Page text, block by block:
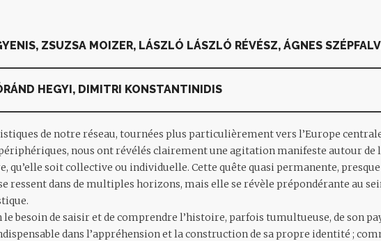
ZSUZSA MOIZER, LÁSZLÓ LÁSZLÓ RÉVÉSZ, ÁGNES
HEGYI, DIMITRI KONSTANTINIDIS
de notre réseau, tournées plus particulièrement vers l’Europe
nous ont révélés clairement une agitation manifeste autour de
qu’elle soit collective ou individuelle. Cette quête quasi permanente, presque
ressent dans de multiples horizons, mais elle se révèle prépondérante au
besoin de saisir et de comprendre l’histoire, parfois tumultueuse, de son
dans l’appréhension et la construction de sa propre identité ;